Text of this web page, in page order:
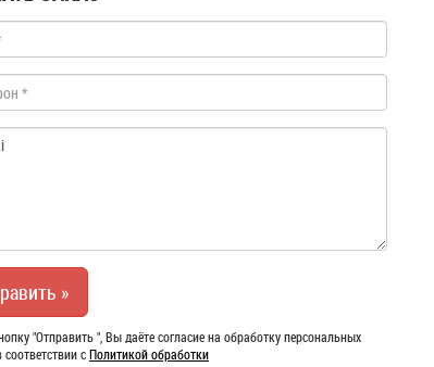
"Отправить ", Вы даёте согласие на обработку персональных
сПолитикой обработки